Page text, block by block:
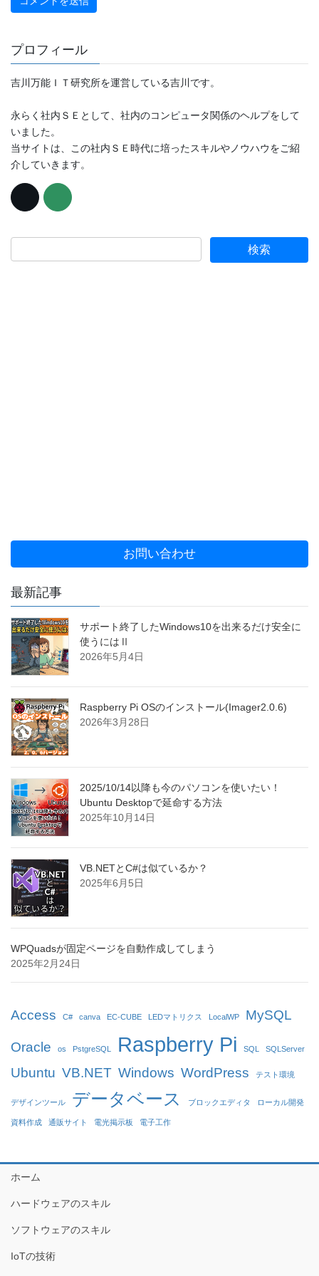
プロフィール
吉川万能ＩＴ研究所を運営している吉川です。
永らく社内ＳＥとして、社内のコンピュータ関係のヘルプをして
いました。
当サイトは、この社内ＳＥ時代に培ったスキルやノウハウをご紹
介していきます。
お問い合わせ
最新記事
サポート終了したWindows10を出来るだけ安全に
使うにはⅡ
2026年5月4日
Raspberry Pi OSのインストール(Imager2.0.6)
2026年3月28日
2025/10/14以降も今のパソコンを使いたい！
Ubuntu Desktopで延命する方法
2025年10月14日
VB.NETとC#は似ているか？
2025年6月5日
WPQuadsが固定ページを自動作成してしまう
2025年2月24日
Access C# canva EC-CUBE LEDマトリクス LocalWP MySQL
Oracle os PstgreSQL Raspberry Pi SQL SQLServer
Ubuntu VB.NET Windows WordPress テスト環境
デザインツール データベース ブロックエディタ ローカル開発
資料作成 通販サイト 電光掲示板 電子工作
ホーム
ハードウェアのスキル
ソフトウェアのスキル
IoTの技術